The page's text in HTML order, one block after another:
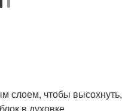
слоем, чтобы высохнуть,